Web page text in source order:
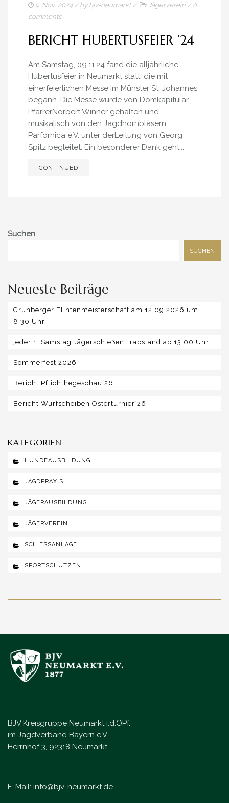
9. Nov.. 2024 / by bjv-neumarkt/ Jägerverein / 0
comments
BERICHT HUBERTUSFEIER ’24
Am Samstag, 09.11.24 fand die alljährliche
Hubertusfeier in Neumarkt statt, die mit
einerfeierlichen Messe im Münster St. Johannes
begann. Die Messe wurde von Domkapitular
PfarrerNorbert Winner gehalten und
musikalisch von den Jagdhornbläsern
Parfornica e.V. unter derLeitung von Georg
Spitz begleitet. Ein besonderer Dank geht...
CONTINUED
Suchen
SUCHEN
Neueste Beiträge
Grünberger Flintenmeisterschaft am 12.09.2026 um
8.30 Uhr
jeder 1. Samstag Jägerschießen Trapstand ab 13.00 Uhr
Sommerfest 2026
Bericht Pflichthegeschau´26
Bericht Wurfscheiben Osterturnier´26
KATEGORIEN
HUNDEAUSBILDUNG
JAGDPRAXIS
JÄGERAUSBILDUNG
JÄGERVEREIN
SCHIESSANLAGE
SPORTSCHÜTZEN
BJV Kreisgruppe Neumarkt i.d.OPf.
im Jagdverband Bayern e.V.
Herrnhof 3, 92318 Neumarkt
E-Mail: info@bjv-neumarkt.de